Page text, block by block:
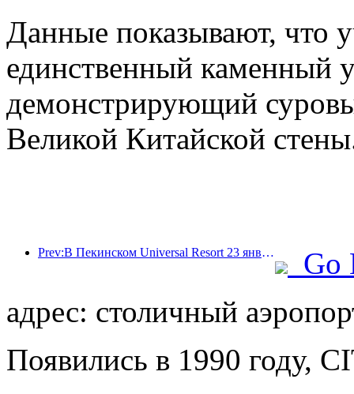
Данные показывают, что
единственный каменный
демонстрирующий
Великой Китайской
Prev:В Пекинском Universal Resort 23 января стартует мероприятие, посвященное китайскому Новому году, которое продлится 40 дней.
Go
адрес: столичный
Появились в 1990 году,